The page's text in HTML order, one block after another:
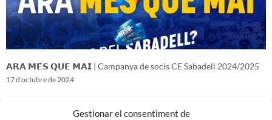
Gestionar el consentiment de
𝗔𝗥𝗔 𝗠𝗘́𝗦 𝗤𝗨𝗘 𝗠𝗔𝗜 | Campanya de socis CE Sabadell 2024/2025
17 d'octubre de 2024